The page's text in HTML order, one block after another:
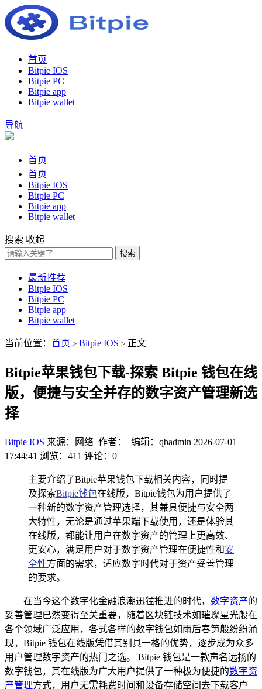
首页
Bitpie IOS
Bitpie PC
Bitpie app
Bitpie wallet
导航
首页
首页
Bitpie IOS
Bitpie PC
Bitpie app
Bitpie wallet
搜索 收起
搜索
最新推荐
Bitpie IOS
Bitpie PC
Bitpie app
Bitpie wallet
当前位置： 首页 > Bitpie IOS > 正文
Bitpie苹果钱包下载-探索 Bitpie 钱包在线
版，便捷与安全并存的数字资产管理新选
择
Bitpie IOS 来源：网络 作者： 编辑：qbadmin 2026-07-01
17:44:41 浏览：411 评论：0
主要介绍了Bitpie苹果钱包下载相关内容，同时提
及探索Bitpie钱包在线版，Bitpie钱包为用户提供了
一种新的数字资产管理选择，其兼具便捷与安全两
大特性，无论是通过苹果端下载使用，还是体验其
在线版，都能让用户在数字资产的管理上更高效、
更安心，满足用户对于数字资产管理在便捷性和安
全性方面的需求，适应数字时代对于资产妥善管理
的要求。
在当今这个数字化金融浪潮迅猛推进的时代， 数字资产的
妥善管理已然变得至关重要，随着区块链技术如璀璨星光般在
各个领域广泛应用，各式各样的数字钱包如雨后春笋般纷纷涌
现，Bitpie 钱包在线版凭借其别具一格的优势，逐步成为众多
用户管理数字资产的热门之选。 Bitpie 钱包是一款声名远扬的
数字钱包，其在线版为广大用户提供了一种极为便捷的数字资
产管理方式，用户无需耗费时间和设备存储空间去下载客户